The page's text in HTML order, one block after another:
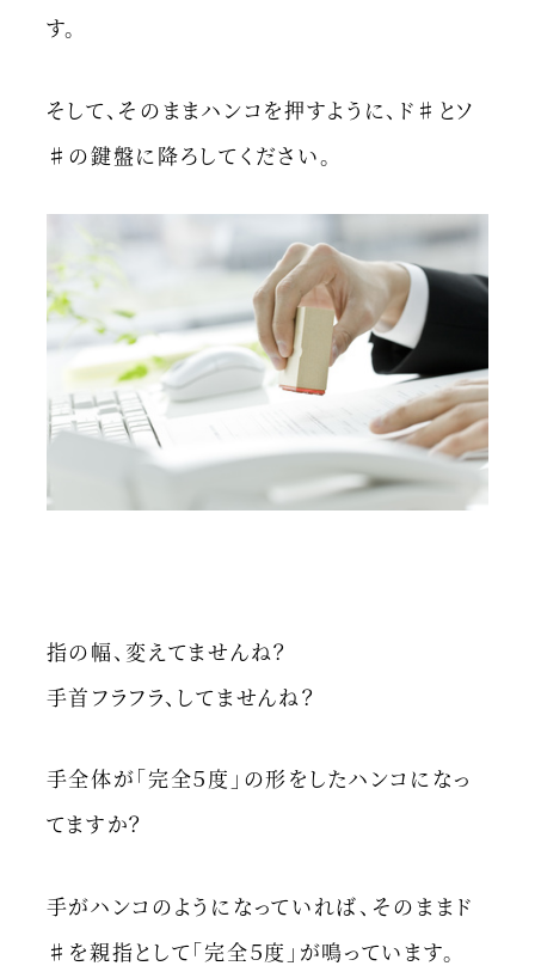
す。
そして、そのままハンコを押すように、ド♯とソ
♯の鍵盤に降ろしてください。
指の幅、変えてませんね？
手首フラフラ、してませんね？
手全体が「完全５度」の形をしたハンコになっ
てますか？
手がハンコのようになっていれば、そのままド
♯を親指として「完全５度」が鳴っています。